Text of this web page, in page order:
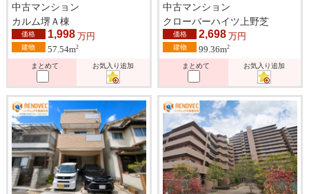
中古マンション
カルム堺Ａ棟
価格 1,998 万円
建物 57.54m2
まとめて お気入り追加
中古マンション
クローバーハイツ上野芝
価格 2,698 万円
建物 99.36m2
まとめて お気入り追加